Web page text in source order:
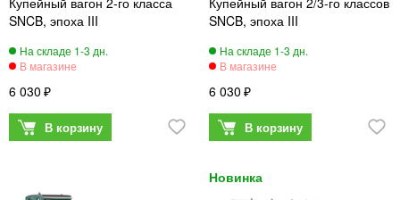
SNCB, эпоха III
6 030
SNCB, эпоха III
6 030